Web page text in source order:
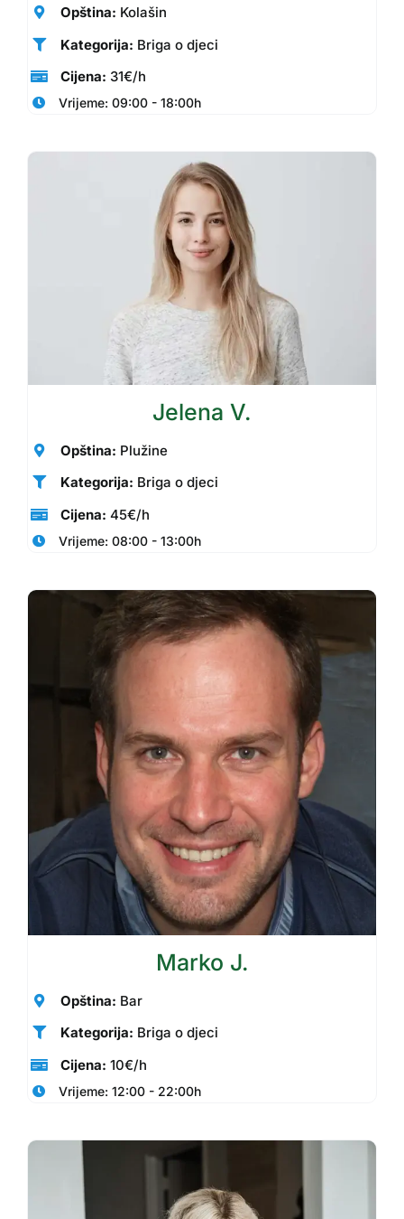
Opština: Kolašin
Kategorija: Briga o djeci
Cijena: 31€/h
Vrijeme: 09:00 - 18:00h
Jelena V.
Opština: Plužine
Kategorija: Briga o djeci
Cijena: 45€/h
Vrijeme: 08:00 - 13:00h
Marko J.
Opština: Bar
Kategorija: Briga o djeci
Cijena: 10€/h
Vrijeme: 12:00 - 22:00h